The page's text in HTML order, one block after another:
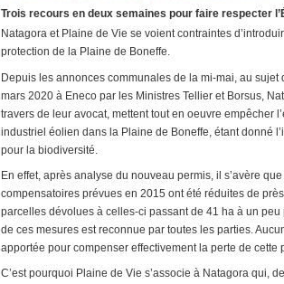
Trois recours en deux semaines pour faire respecter
Natagora et Plaine de Vie se voient contraintes
protection de la Plaine de Boneffe.
Depuis les annonces communales de la mi-mai, au sujet
mars 2020 à Eneco par les Ministres Tellier et Borsus,
travers de leur avocat, mettent tout en oeuvre empêcher
industriel éolien dans la Plaine de Boneffe, étant donné
pour la biodiversité.
En effet, après analyse du nouveau permis, il s’avère
compensatoires prévues en 2015 ont été réduites de
parcelles dévolues à celles-ci passant de 41 ha à un peu
de ces mesures est reconnue par toutes les parties.
apportée pour compenser effectivement la perte de cette
C’est pourquoi Plaine de Vie s’associe à Natagora qui,